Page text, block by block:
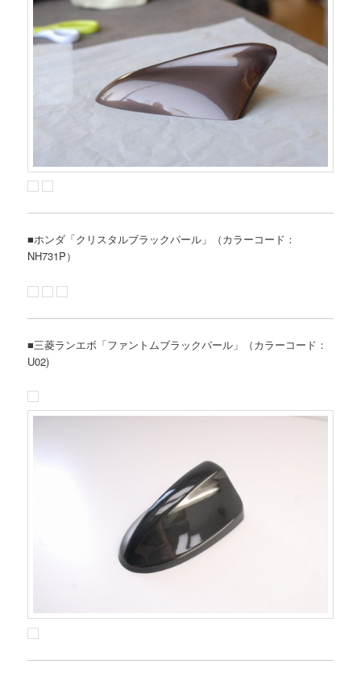
■ホンダ「クリスタルブラックパール」（カラーコード：
NH731P）
■三菱ランエボ「ファントムブラックパール」（カラーコード：
U02)